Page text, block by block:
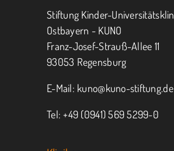
Jeder kann helfen.
MITMACHEN
Stiftung Kinder-
Ostbayern - KUNO
Franz-Josef-Strauß-Allee 11
93053 Regensburg
E-Mail: kuno@kuno-stiftung.de
Tel: +49 (0941) 569 5299-0